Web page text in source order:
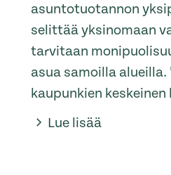
asuntotuotannon
selittää yksinomaan
tarvitaan
asua samoilla
kaupunkien keskeinen
Lue lisää